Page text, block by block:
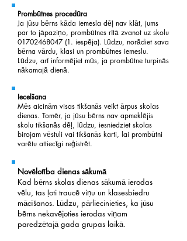
Prombūtnes procedūra
Ja jūsu bērns kāda iemesla dēļ nav klāt, jums
par to jāpaziņo, prombūtnes rītā zvanot uz skolu
01702468047 (1. iespēja). Lūdzu, norādiet sava
bērna vārdu, klasi un prombūtnes iemeslu.
Lūdzu, arī informējiet mūs, ja prombūtne turpinās
nākamajā dienā.
Iecelšana
Mēs aicinām visas tikšanās veikt ārpus skolas
dienas. Tomēr, ja jūsu bērns nav apmeklējis
skolu tikšanās dēļ, lūdzu, iesniedziet skolas
birojam vēstuli vai tikšanās karti, lai prombūtni
varētu attiecīgi reģistrēt.
Novēlotība dienas sākumā
Kad bērns skolas dienas sākumā ierodas
vēlu, tas ļoti traucē viņu un klasesbiedru
mācīšanos. Lūdzu, pārliecinieties, ka jūsu
bērns nekavējoties ierodas viņam
paredzētajā gada grupas laikā.